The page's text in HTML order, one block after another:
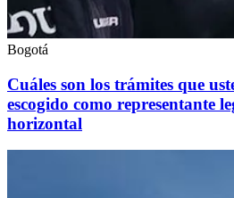
Bogotá
Cuáles son los trámites que
escogido como representante
horizontal